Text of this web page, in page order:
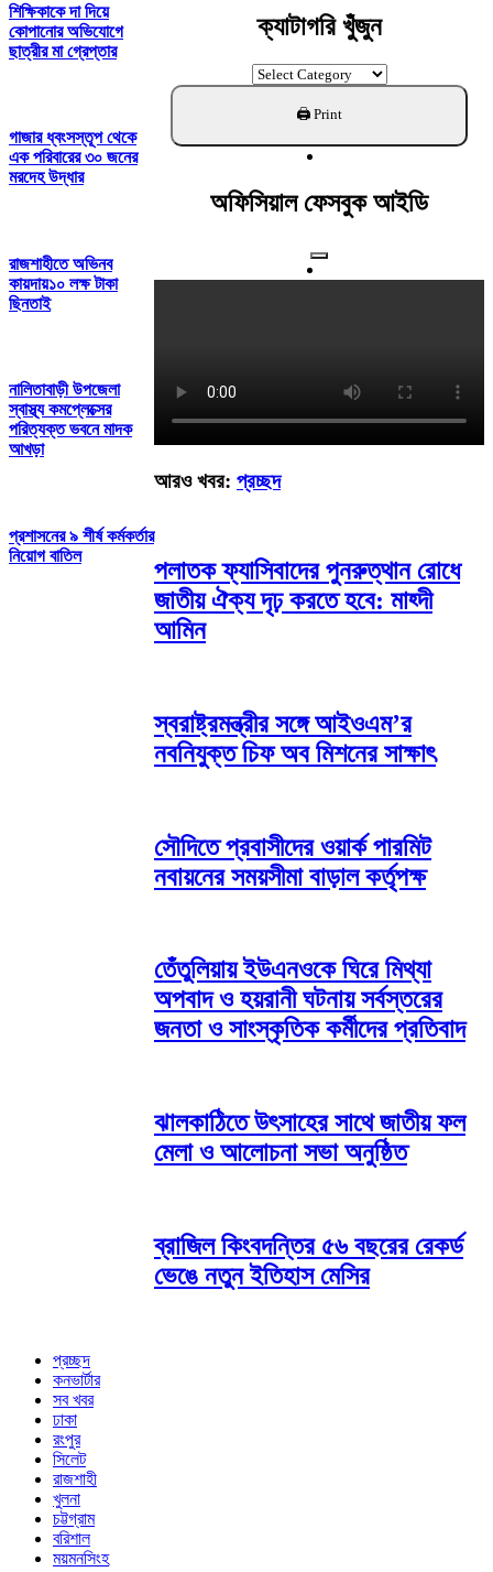
শিক্ষিকাকে দা দিয়ে
কোপানোর অভিযোগে
ছাত্রীর মা গ্রেপ্তার
গাজার ধ্বংসস্তূপ থেকে
এক পরিবারের ৩০ জনের
মরদেহ উদ্ধার
রাজশাহীতে অভিনব
কায়দায়১০ লক্ষ টাকা
ছিনতাই
নালিতাবাড়ী উপজেলা
স্বাস্থ্য কমপ্লেক্সের
পরিত্যক্ত ভবনে মাদক
আখড়া
প্রশাসনের ৯ শীর্ষ কর্মকর্তার
নিয়োগ বাতিল
ক্যাটাগরি খুঁজুন
ক্যাটাগরি
খুঁজুন
অফিসিয়াল ফেসবুক আইডি
আরও খবর: প্রচ্ছদ
পলাতক ফ্যাসিবাদের পুনরুত্থান রোধে
জাতীয় ঐক্য দৃঢ় করতে হবে: মাহ্দী
আমিন
স্বরাষ্ট্রমন্ত্রীর সঙ্গে আইওএম’র
নবনিযুক্ত চিফ অব মিশনের সাক্ষাৎ
সৌদিতে প্রবাসীদের ওয়ার্ক পারমিট
নবায়নের সময়সীমা বাড়াল কর্তৃপক্ষ
তেঁতুলিয়ায় ইউএনওকে ঘিরে মিথ্যা
অপবাদ ও হয়রানী ঘটনায় সর্বস্তরের
জনতা ও সাংস্কৃতিক কর্মীদের প্রতিবাদ
ঝালকাঠিতে উৎসাহের সাথে জাতীয় ফল
মেলা ও আলোচনা সভা অনুষ্ঠিত
ব্রাজিল কিংবদন্তির ৫৬ বছরের রেকর্ড
ভেঙে নতুন ইতিহাস মেসির
প্রচ্ছদ
কনভার্টার
সব খবর
ঢাকা
রংপুর
সিলেট
রাজশাহী
খুলনা
চট্টগ্রাম
বরিশাল
ময়মনসিংহ